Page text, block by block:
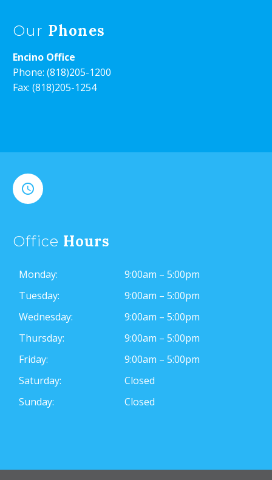
Our Phones
Encino Office
Phone: (818)205-1200
Fax: (818)205-1254


Office Hours
Monday:
9:00am – 5:00pm
Tuesday:
9:00am – 5:00pm
Wednesday:
9:00am – 5:00pm
Thursday:
9:00am – 5:00pm
Friday:
9:00am – 5:00pm
Saturday:
Closed
Sunday:
Closed